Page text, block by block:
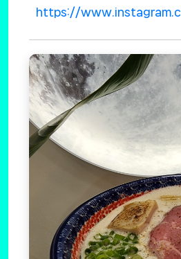
https://